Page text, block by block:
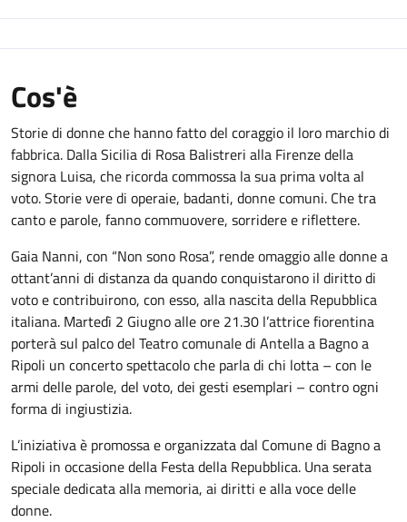
Cos'è
Storie di donne che hanno fatto del coraggio il loro marchio di
fabbrica. Dalla Sicilia di Rosa Balistreri alla Firenze della
signora Luisa, che ricorda commossa la sua prima volta al
voto. Storie vere di operaie, badanti, donne comuni. Che tra
canto e parole, fanno commuovere, sorridere e riflettere.
Gaia Nanni, con “Non sono Rosa”, rende omaggio alle donne a
ottant’anni di distanza da quando conquistarono il diritto di
voto e contribuirono, con esso, alla nascita della Repubblica
italiana. Martedì 2 Giugno alle ore 21.30 l’attrice fiorentina
porterà sul palco del Teatro comunale di Antella a Bagno a
Ripoli un concerto spettacolo che parla di chi lotta – con le
armi delle parole, del voto, dei gesti esemplari – contro ogni
forma di ingiustizia.
L’iniziativa è promossa e organizzata dal Comune di Bagno a
Ripoli in occasione della Festa della Repubblica. Una serata
speciale dedicata alla memoria, ai diritti e alla voce delle
donne.